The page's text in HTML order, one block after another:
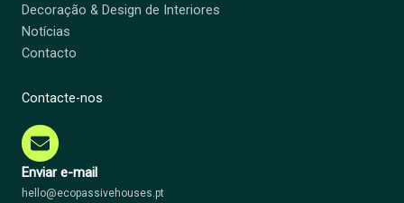
Decoração & Design de Interiores
Notícias
Contacto
Contacte-nos
Enviar e-mail
hello@ecopassivehouses.pt